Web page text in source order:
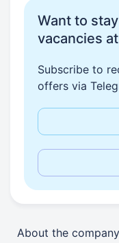
Want to
vacancies
Subscribe to
offers via
About the company